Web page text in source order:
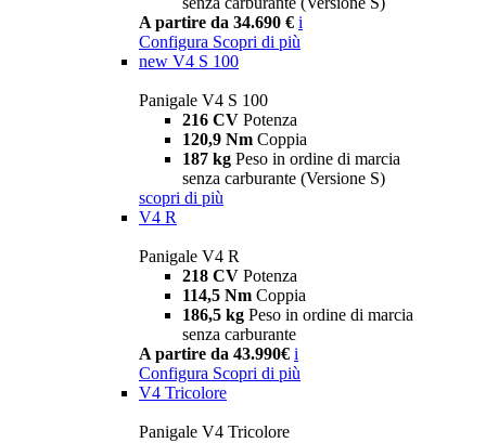
A partire da 34.690 € i
Configura Scopri di più
new V4 S 100
Panigale V4 S 100
216 CV Potenza
120,9 Nm Coppia
187 kg Peso in ordine di marcia
senza carburante (Versione S)
scopri di più
V4 R
Panigale V4 R
218 CV Potenza
114,5 Nm Coppia
186,5 kg Peso in ordine di marcia
senza carburante
A partire da 43.990€ i
Configura Scopri di più
V4 Tricolore
Panigale V4 Tricolore